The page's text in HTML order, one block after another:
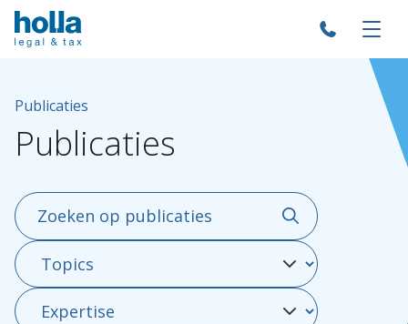
Publicaties
Publicaties